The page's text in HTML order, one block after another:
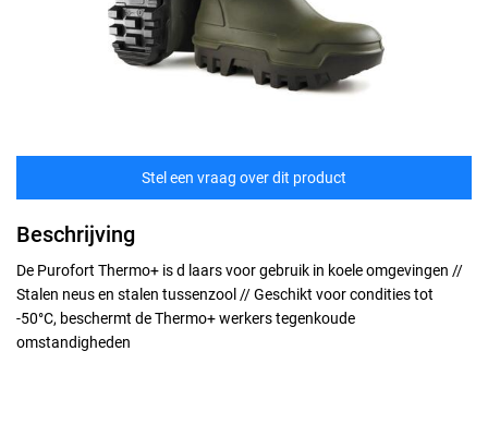
Stel een vraag over dit product
Beschrijving
De Purofort Thermo+ is d laars voor gebruik in koele omgevingen //
Stalen neus en stalen tussenzool // Geschikt voor condities tot
-50°C, beschermt de Thermo+ werkers tegenkoude
omstandigheden